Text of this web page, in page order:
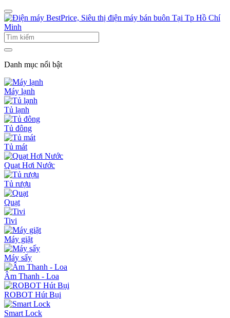
Danh mục nổi bật
Máy lạnh
Tủ lạnh
Tủ đông
Tủ mát
Quạt Hơi Nước
Tủ rượu
Quạt
Tivi
Máy giặt
Máy sấy
Âm Thanh - Loa
ROBOT Hút Bụi
Smart Lock